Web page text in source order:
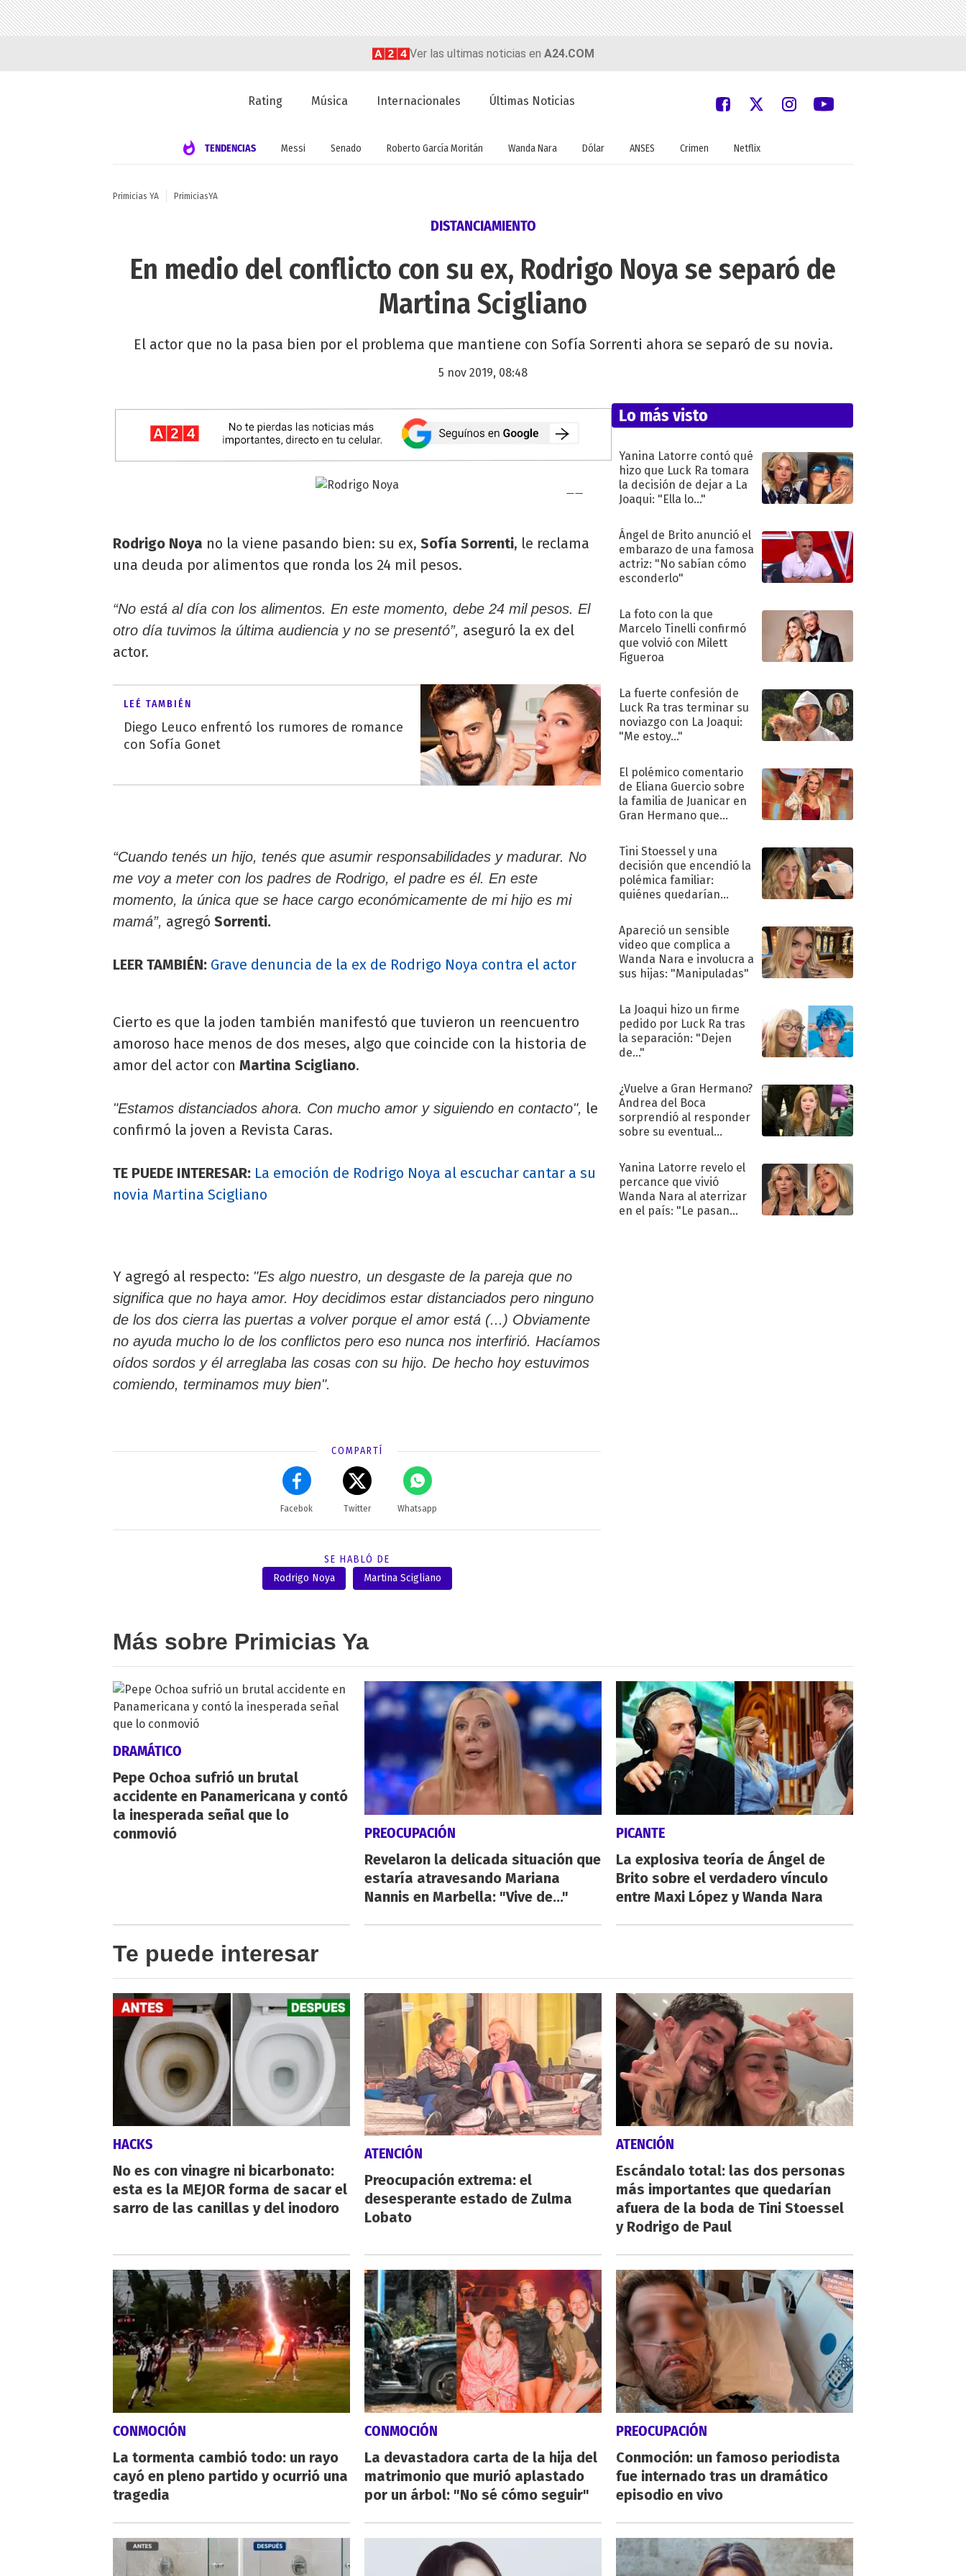
Ver las ultimas noticias en A24.COM
Rating Música Internacionales Últimas Noticias
TENDENCIAS Messi Senado Roberto García Moritán Wanda Nara Dólar ANSES Crimen Netflix
Primicias YA PrimiciasYA
DISTANCIAMIENTO
En medio del conflicto con su ex, Rodrigo Noya se separó de
Martina Scigliano
El actor que no la pasa bien por el problema que mantiene con Sofía Sorrenti ahora se separó de su novia.
5 nov 2019, 08:48
Rodrigo Noya no la viene pasando bien: su ex, Sofía Sorrenti, le reclama
una deuda por alimentos que ronda los 24 mil pesos.
“No está al día con los alimentos. En este momento, debe 24 mil pesos. El
otro día tuvimos la última audiencia y no se presentó”, aseguró la ex del
actor.
LEÉ TAMBIÉN
Diego Leuco enfrentó los rumores de romance
con Sofía Gonet
“Cuando tenés un hijo, tenés que asumir responsabilidades y madurar. No
me voy a meter con los padres de Rodrigo, el padre es él. En este
momento, la única que se hace cargo económicamente de mi hijo es mi
mamá”, agregó Sorrenti.
LEER TAMBIÉN: Grave denuncia de la ex de Rodrigo Noya contra el actor
Cierto es que la joden también manifestó que tuvieron un reencuentro
amoroso hace menos de dos meses, algo que coincide con la historia de
amor del actor con Martina Scigliano.
"Estamos distanciados ahora. Con mucho amor y siguiendo en contacto", le
confirmó la joven a Revista Caras.
TE PUEDE INTERESAR: La emoción de Rodrigo Noya al escuchar cantar a su
novia Martina Scigliano
Y agregó al respecto: "Es algo nuestro, un desgaste de la pareja que no
significa que no haya amor. Hoy decidimos estar distanciados pero ninguno
de los dos cierra las puertas a volver porque el amor está (...) Obviamente
no ayuda mucho lo de los conflictos pero eso nunca nos interfirió. Hacíamos
oídos sordos y él arreglaba las cosas con su hijo. De hecho hoy estuvimos
comiendo, terminamos muy bien".
COMPARTÍ
Facebok Twitter Whatsapp
SE HABLÓ DE
Rodrigo Noya
Martina Scigliano
Lo más visto
Yanina Latorre contó qué
hizo que Luck Ra tomara
la decisión de dejar a La
Joaqui: "Ella lo..."
Ángel de Brito anunció el
embarazo de una famosa
actriz: "No sabían cómo
esconderlo"
La foto con la que
Marcelo Tinelli confirmó
que volvió con Milett
Figueroa
La fuerte confesión de
Luck Ra tras terminar su
noviazgo con La Joaqui:
"Me estoy..."
El polémico comentario
de Eliana Guercio sobre
la familia de Juanicar en
Gran Hermano que
Tini Stoessel y una
decisión que encendió la
polémica familiar:
quiénes quedarían
Apareció un sensible
video que complica a
Wanda Nara e involucra a
sus hijas: "Manipuladas"
La Joaqui hizo un firme
pedido por Luck Ra tras
la separación: "Dejen
de..."
¿Vuelve a Gran Hermano?
Andrea del Boca
sorprendió al responder
sobre su eventual
Yanina Latorre revelo el
percance que vivió
Wanda Nara al aterrizar
en el país: "Le pasan
Más sobre Primicias Ya
DRAMÁTICO
Pepe Ochoa sufrió un brutal
accidente en Panamericana y contó
la inesperada señal que lo
conmovió
PREOCUPACIÓN
Revelaron la delicada situación que
estaría atravesando Mariana
Nannis en Marbella: "Vive de..."
PICANTE
La explosiva teoría de Ángel de
Brito sobre el verdadero vínculo
entre Maxi López y Wanda Nara
Te puede interesar
HACKS
No es con vinagre ni bicarbonato:
esta es la MEJOR forma de sacar el
sarro de las canillas y del inodoro
ATENCIÓN
Preocupación extrema: el
desesperante estado de Zulma
Lobato
ATENCIÓN
Escándalo total: las dos personas
más importantes que quedarían
afuera de la boda de Tini Stoessel
y Rodrigo de Paul
CONMOCIÓN
La tormenta cambió todo: un rayo
cayó en pleno partido y ocurrió una
tragedia
CONMOCIÓN
La devastadora carta de la hija del
matrimonio que murió aplastado
por un árbol: "No sé cómo seguir"
PREOCUPACIÓN
Conmoción: un famoso periodista
fue internado tras un dramático
episodio en vivo